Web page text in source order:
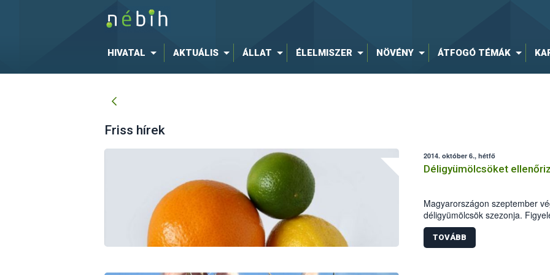
HIVATAL AKTUÁLIS ÁLLAT ÉLELMISZER NÖVÉNY ÁTFOGÓ TÉMÁK
Friss hírek
2014. október 6., hétfő
Déligyümölcsöket
Magyarországon szeptember
déligyümölcsök szezonja.
minősége a szezon kezdeti
Fazekas Sándor
kiemelten ellenőrizze e
TOVÁBB